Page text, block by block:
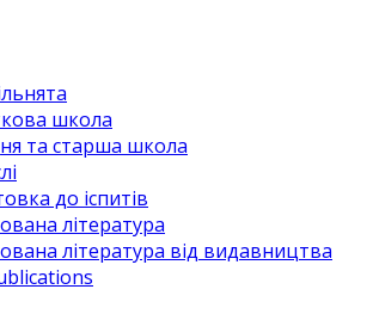
школа
та старша школа
до іспитів
література
література від видавництва